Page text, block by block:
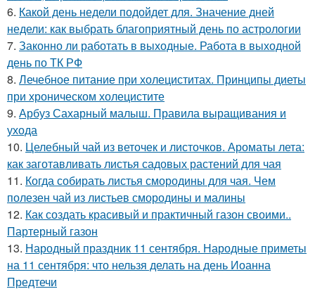
6. Какой день недели подойдет для. Значение дней
недели: как выбрать благоприятный день по астрологии
7. Законно ли работать в выходные. Работа в выходной
день по ТК РФ
8. Лечебное питание при холециститах. Принципы диеты
при хроническом холецистите
9. Арбуз Сахарный малыш. Правила выращивания и
ухода
10. Целебный чай из веточек и листочков. Ароматы лета:
как заготавливать листья садовых растений для чая
11. Когда собирать листья смородины для чая. Чем
полезен чай из листьев смородины и малины
12. Как создать красивый и практичный газон своими..
Партерный газон
13. Народный праздник 11 сентября. Народные приметы
на 11 сентября: что нельзя делать на день Иоанна
Предтечи